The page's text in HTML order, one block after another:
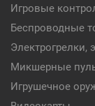
Игровые
Беспроводные
Электрогрелки,
Микшерные
Игрушечное